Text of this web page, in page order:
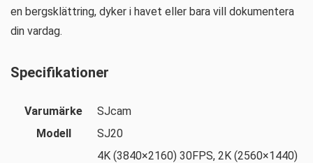
en bergsklättring, dyker i havet eller bara vill dokumentera
din vardag.
Specifikationer
Varumärke
SJcam
Modell
SJ20
4K (3840×2160) 30FPS, 2K (2560×1440)